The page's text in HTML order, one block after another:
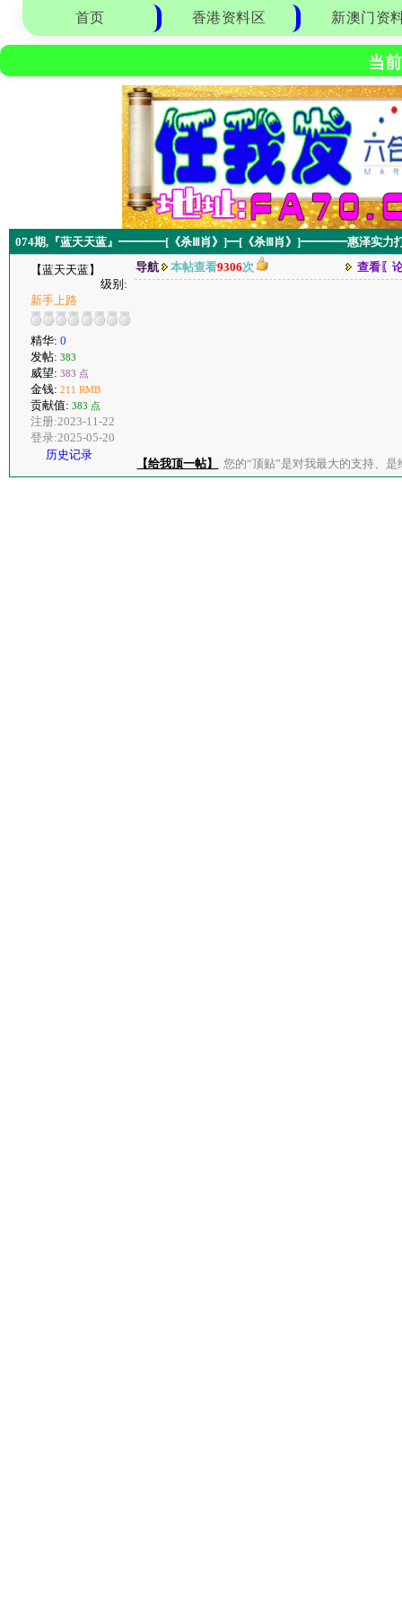
首页 香港资料区 新澳门资
当
074期,『蓝天天蓝』━━━━[《杀Ⅲ肖》]━[《杀Ⅲ肖》]━━━━惠泽实力
【蓝天天蓝】
级别:
新手上路
精华: 0
发帖: 383
威望: 383 点
金钱: 211 RMB
贡献值: 383 点
注册:2023-11-22
登录:2025-05-20
历史记录
导航 本帖查看9306次 查看〖
【给我顶一帖】 您的“顶贴”是对我最大的支持、